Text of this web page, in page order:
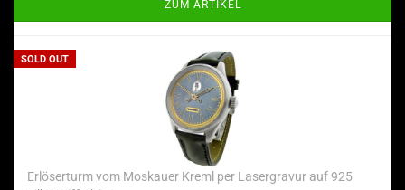
ZUM ARTIKEL
SOLD OUT
Erlöserturm vom Moskauer Kreml per Lasergravur auf 925